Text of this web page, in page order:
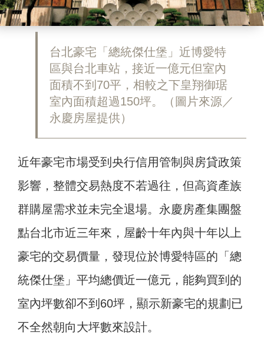
台北豪宅「總統傑仕堡」近博愛特
區與台北車站，接近一億元但室內
面積不到70平，相較之下皇翔御琚
室內面積超過150坪。（圖片來源／
永慶房屋提供）
近年豪宅市場受到央行信用管制與房貸政策
影響，整體交易熱度不若過往，但高資產族
群購屋需求並未完全退場。永慶房產集團盤
點台北市近三年來，屋齡十年內與十年以上
豪宅的交易價量，發現位於博愛特區的「總
統傑仕堡」平均總價近一億元，能夠買到的
室內坪數卻不到60坪，顯示新豪宅的規劃已
不全然朝向大坪數來設計。